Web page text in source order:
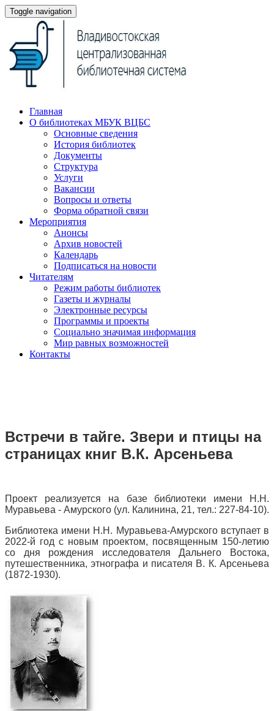
Toggle navigation
Главная
О библиотеках МБУК ВЦБС
Основные сведения
История библиотек
Документы
Структура
Услуги
Вакансии
Вопросы и ответы
Форма обратной связи
Мероприятия
Анонсы
Архив новостей
Календарь
Подписаться на новости
Читателям
Режим работы библиотек
Газеты и журналы
Электронные ресурсы
Программы и проекты
Социально значимая информация
Мир равных возможностей
Контакты
Встречи в тайге. Звери и птицы на
страницах книг В.К. Арсеньева
Проект реализуется на базе библиотеки имени Н.Н.
Муравьева - Амурского (ул. Калинина, 21, тел.: 227-84-10).
Библиотека имени Н.Н. Муравьева-Амурского вступает в
2022-й год с новым проектом, посвященным 150-летию
со дня рождения исследователя Дальнего Востока,
путешественника, этнографа и писателя В. К. Арсеньева
(1872-1930).